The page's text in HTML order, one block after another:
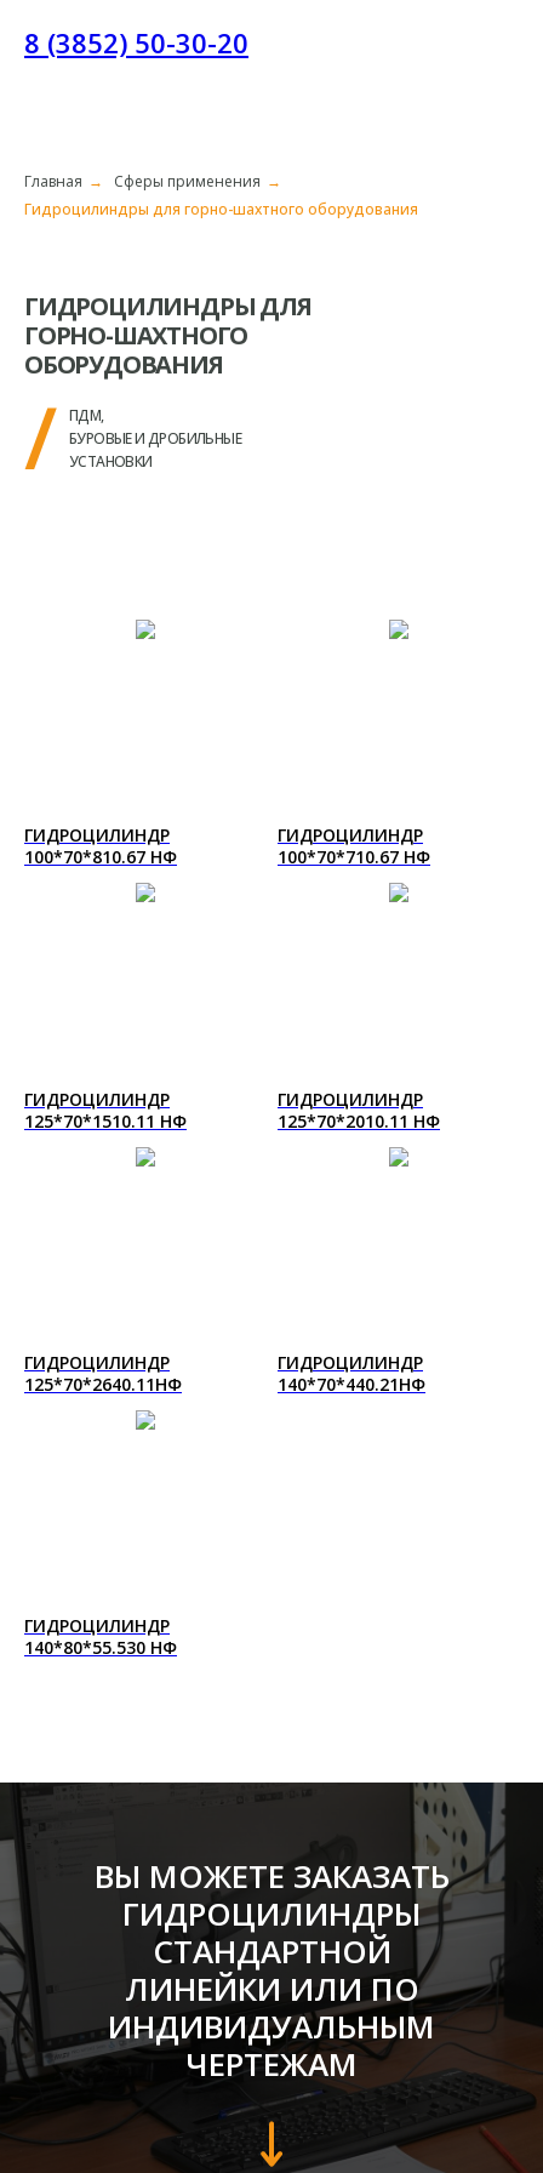
8 (3852) 50-30-20
Главная → Сферы применения →
Гидроцилиндры для горно-шахтного оборудования
ГИДРОЦИЛИНДРЫ ДЛЯ
ГОРНО-ШАХТНОГО
ОБОРУДОВАНИЯ
ПДМ,
БУРОВЫЕ И ДРОБИЛЬНЫЕ
УСТАНОВКИ
/
ГИДРОЦИЛИНДР
100*70*810.67 НФ
ГИДРОЦИЛИНДР
100*70*710.67 НФ
ГИДРОЦИЛИНДР
125*70*1510.11 НФ
ГИДРОЦИЛИНДР
125*70*2010.11 НФ
ГИДРОЦИЛИНДР
125*70*2640.11НФ
ГИДРОЦИЛИНДР
140*70*440.21НФ
ГИДРОЦИЛИНДР
140*80*55.530 НФ
ВЫ МОЖЕТЕ ЗАКАЗАТЬ
ГИДРОЦИЛИНДРЫ
СТАНДАРТНОЙ
ЛИНЕЙКИ ИЛИ ПО
ИНДИВИДУАЛЬНЫМ
ЧЕРТЕЖАМ